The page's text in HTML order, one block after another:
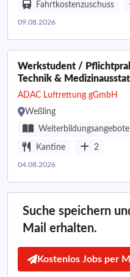
Fahrtkostenzuschuss
09.08.2026
Werkstudent /
Technik &
Rettungshubschrauber
ADAC Luftrettung gGmbH
Weßling
Weiterbildungsangebote
Kantine 2
04.08.2026
Suche speichern
Mail erhalten.
Kostenlos Jobs per